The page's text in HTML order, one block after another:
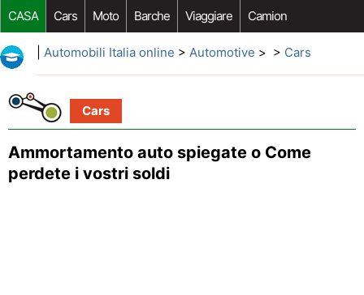
CASA Cars Moto Barche Viaggiare Camion
Riparazione Auto Acquisto Auto Car Opzioni Aftermarket
Automobili Italia online > Automotive > > Cars
Cars
Ammortamento auto spiegate o Come
perdete i vostri soldi